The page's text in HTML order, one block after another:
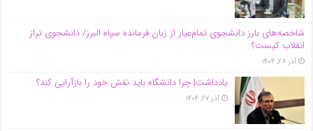
شاخصه‌های بارز دانشجوی تمام‌عیار از زبان فرمانده سپاه البرز/ دانشجوی تراز
انقلاب کیست؟
آذر ۲۸, ۱۴۰۴
یادداشت| چرا دانشگاه باید نقش خود را بازآرایی کند؟
آذر ۲۷, ۱۴۰۴